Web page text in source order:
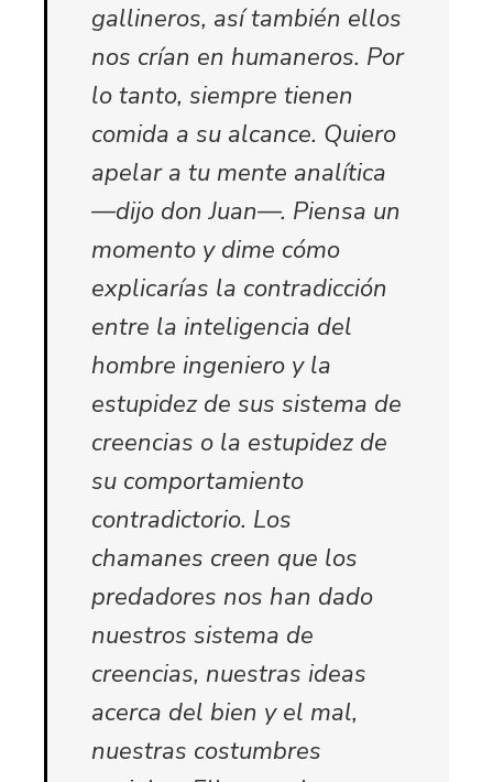
gallineros, así también ellos
nos crían en humaneros. Por
lo tanto, siempre tienen
comida a su alcance. Quiero
apelar a tu mente analítica
—dijo don Juan—. Piensa un
momento y dime cómo
explicarías la contradicción
entre la inteligencia del
hombre ingeniero y la
estupidez de sus sistema de
creencias o la estupidez de
su comportamiento
contradictorio. Los
chamanes creen que los
predadores nos han dado
nuestros sistema de
creencias, nuestras ideas
acerca del bien y el mal,
nuestras costumbres